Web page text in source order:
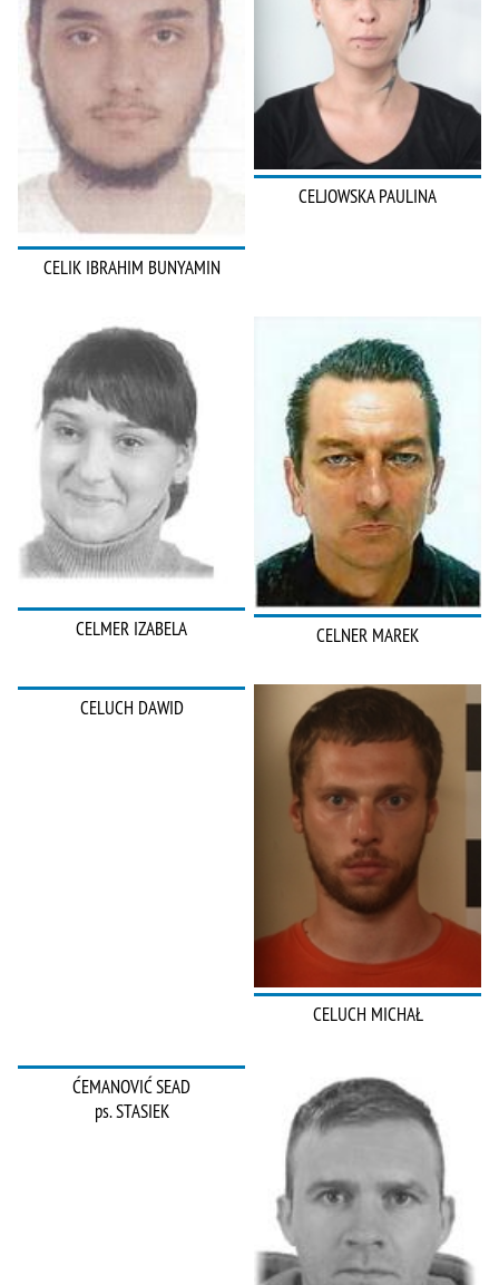
CELIK IBRAHIM BUNYAMIN
CELJOWSKA PAULINA
CELMER IZABELA CELNER MAREK
CELUCH DAWID
CELUCH MICHAŁ
ĆEMANOVIĆ SEAD
ps. STASIEK